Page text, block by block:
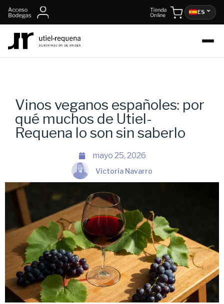
ES
Vinos veganos españoles: por
qué muchos de Utiel-
Requena lo son sin saberlo
mayo 25, 2026
Victoria Navarro